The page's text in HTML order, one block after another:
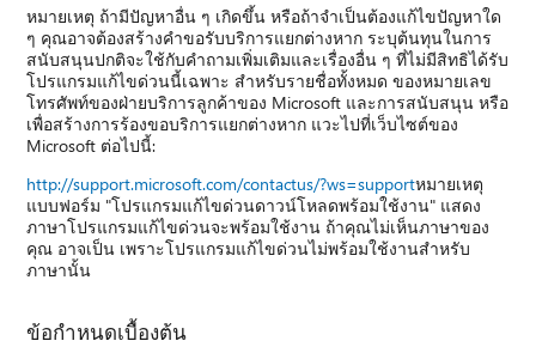
หมายเหตุ ถ้ามีปัญหาอื่น ๆ เกิดขึ้น หรือถ้าจำเป็นต้องแก้ไขปัญหาใด
ๆ คุณอาจต้องสร้างคำขอรับบริการแยกต่างหาก ระบุต้นทุนในการ
สนับสนุนปกติจะใช้กับคำถามเพิ่มเติมและเรื่องอื่น ๆ ที่ไม่มีสิทธิได้รับ
โปรแกรมแก้ไขด่วนนี้เฉพาะ สำหรับรายชื่อทั้งหมด ของหมายเลข
โทรศัพท์ของฝ่ายบริการลูกค้าของ Microsoft และการสนับสนุน หรือ
เพื่อสร้างการร้องขอบริการแยกต่างหาก แวะไปที่เว็บไซต์ของ
Microsoft ต่อไปนี้:
http://support.microsoft.com/contactus/?ws=supportหมายเหตุ
แบบฟอร์ม "โปรแกรมแก้ไขด่วนดาวน์โหลดพร้อมใช้งาน" แสดง
ภาษาโปรแกรมแก้ไขด่วนจะพร้อมใช้งาน ถ้าคุณไม่เห็นภาษาของ
คุณ อาจเป็น เพราะโปรแกรมแก้ไขด่วนไม่พร้อมใช้งานสำหรับ
ภาษานั้น
ข้อกำหนดเบื้องต้น